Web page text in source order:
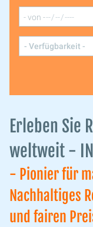
Erleben Sie
weltweit -
- Pionier für
Nachhaltiges
und fairen